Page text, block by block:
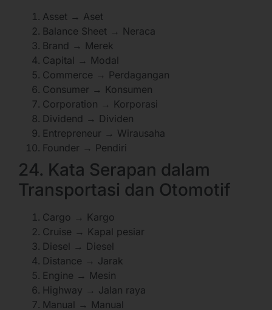
Asset → Aset
Balance Sheet → Neraca
Brand → Merek
Capital → Modal
Commerce → Perdagangan
Consumer → Konsumen
Corporation → Korporasi
Dividend → Dividen
Entrepreneur → Wirausaha
Founder → Pendiri
24. Kata Serapan dalam
Transportasi dan Otomotif
Cargo → Kargo
Cruise → Kapal pesiar
Diesel → Diesel
Distance → Jarak
Engine → Mesin
Highway → Jalan raya
Manual → Manual